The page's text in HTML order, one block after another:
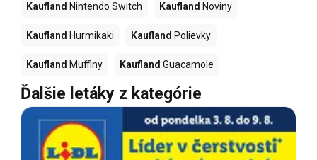
Kaufland Nintendo Switch Kaufland Noviny
Kaufland Hurmikaki Kaufland Polievky
Kaufland Muffiny Kaufland Guacamole
Ďalšie letáky z kategórie